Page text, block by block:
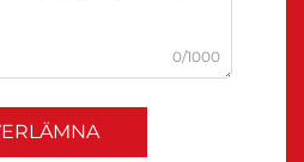
0/1000